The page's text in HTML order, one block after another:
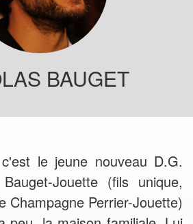
BAUGET
le jeune nouveau D.G.
Jouette (fils unique,
Champagne Perrier-Jouette)